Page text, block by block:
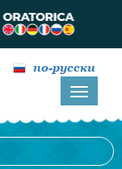
по-русски